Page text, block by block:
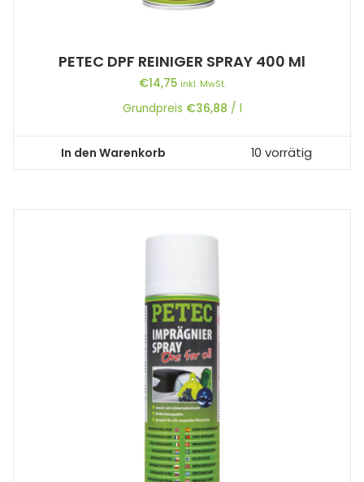
PETEC DPF REINIGER SPRAY 400 Ml
€14,75 inkl. MwSt.
Grundpreis €36,88 / l
In den Warenkorb 10 vorrätig